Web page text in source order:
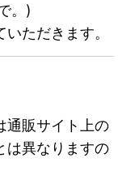
。)
ただきます。
通販サイト上の
は異なりますの